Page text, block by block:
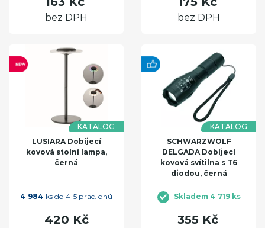
bez DPH bez DPH
KATALOG
LUSIARA Dobíjecí
kovová stolní lampa,
černá
4 984 ks do 4-5 prac. dnů
420 Kč
KATALOG
SCHWARZWOLF
DELGADA Dobíjecí
kovová svítilna s T6
diodou, černá
Skladem 4 719 ks
355 Kč